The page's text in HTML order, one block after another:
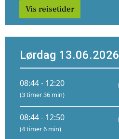
Vis reisetider
Lørdag 13.06.2026
08:44 - 12:20
(3 timer 36 min)
08:44 - 12:50
(4 timer 6 min)